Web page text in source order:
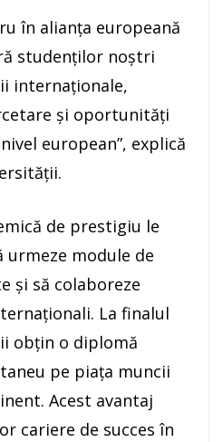
în alianța europeană
studenților noștri
internaționale,
și oportunități
european”, explică
de prestigiu le
module de
și să colaboreze
La finalul
obțin o diplomă
pe piața muncii
Acest avantaj
cariere de succes în